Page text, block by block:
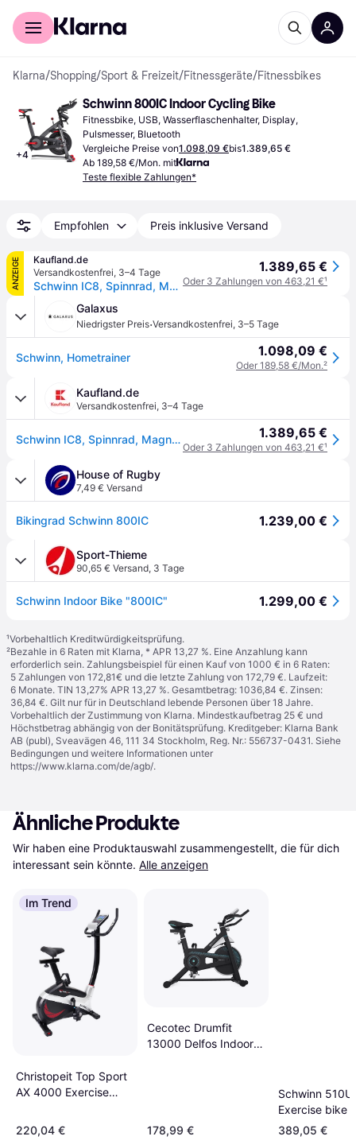
Für Shopper
Klarna/Shopping/Sport & Freizeit/Fitnessgeräte/Fitnessbikes
+4
Schwinn 800IC Indoor Cycling Bike
Fitnessbike, USB, Wasserflaschenhalter, Display,
Pulsmesser, Bluetooth
Vergleiche Preise von1.098,09 €bis1.389,65 €
Ab 189,58 €/Mon. mit
Teste flexible Zahlungen*
Empfohlen Preis inklusive Versand
ANZEIGE
Kaufland.de
Versandkostenfrei, 3–4 Tage
Schwinn IC8, Spinnrad, Magnetisch, 149,7 kg, Herzfrequenz, Schwarz, Senkrecht/Horizontal
1.389,65 €
Oder 3 Zahlungen von 463,21 €¹
Galaxus
Niedrigster Preis·Versandkostenfrei, 3–5 Tage
Schwinn, Hometrainer 1.098,09 €
Oder 189,58 €/Mon.²
Kaufland.de
Versandkostenfrei, 3–4 Tage
Schwinn IC8, Spinnrad, Magnetisch, 149,7 kg, Herzfrequenz, Schwarz, Senkrecht/Horizontal 1.389,65 €
Oder 3 Zahlungen von 463,21 €¹
House of Rugby
7,49 € Versand
Bikingrad Schwinn 800IC 1.239,00 €
Sport-Thieme
90,65 € Versand, 3 Tage
Schwinn Indoor Bike "800IC" 1.299,00 €
¹Vorbehaltlich Kreditwürdigkeitsprüfung.
²Bezahle in 6 Raten mit Klarna, * APR 13,27 %. Eine Anzahlung kann
erforderlich sein. Zahlungsbeispiel für einen Kauf von 1000 € in 6 Raten:
5 Zahlungen von 172,81€ und die letzte Zahlung von 172,79 €. Laufzeit:
6 Monate. TIN 13,27% APR 13,27 %. Gesamtbetrag: 1036,84 €. Zinsen:
36,84 €. Gilt nur für in Deutschland lebende Personen über 18 Jahre.
Vorbehaltlich der Zustimmung von Klarna. Mindestkaufbetrag 25 € und
Höchstbetrag abhängig von der Bonitätsprüfung. Kreditgeber: Klarna Bank
AB (publ), Sveavägen 46, 111 34 Stockholm, Reg. Nr.: 556737-0431. Siehe
Bedingungen und weitere Informationen unter
https://www.klarna.com/de/agb/.
Ähnliche Produkte
Wir haben eine Produktauswahl zusammengestellt, die für dich
interessant sein könnte. Alle anzeigen
Im Trend
Christopeit Top Sport
AX 4000 Exercise
220,04 €
Cecotec Drumfit
13000 Delfos Indoor
178,99 €
Schwinn 510U
Exercise bike
389,05 €